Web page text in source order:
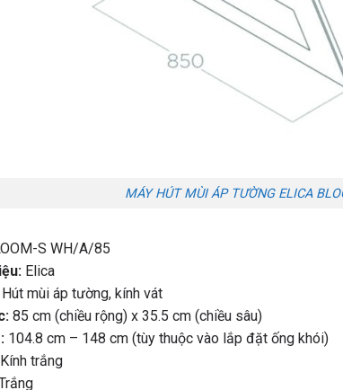
MÁY HÚT MÙI ÁP TƯỜNG ELICA
S WH/A/85
Elica
mùi áp tường, kính vát
85 cm (chiều rộng) x 35.5 cm (chiều sâu)
104.8 cm – 148 cm (tùy thuộc vào lắp đặt ống khói)
trắng